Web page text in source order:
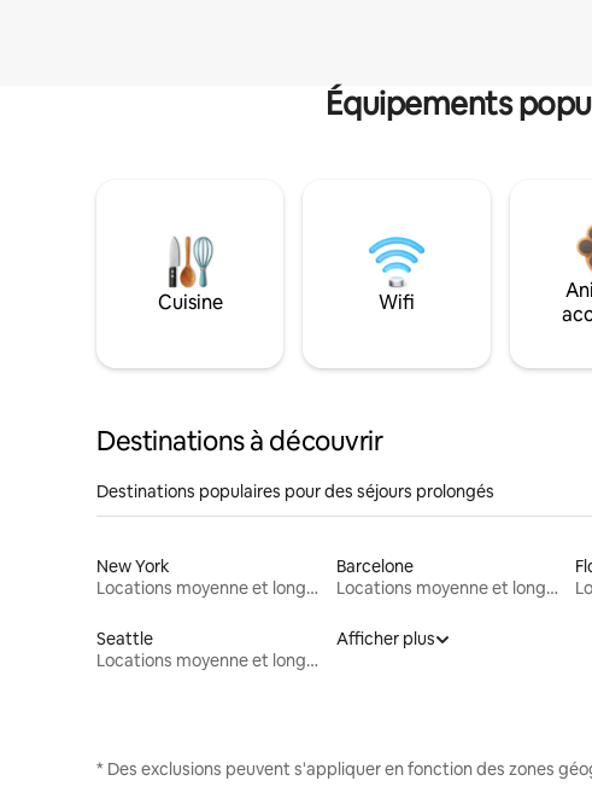
Équipements
Cuisine Wifi
Destinations à découvrir
Destinations populaires pour des séjours prolongés
New York
Locations moyenne et longue durée
Barcelone
Locations moyenne et longue durée
Seattle
Locations moyenne et longue durée
Afficher plus
* Des exclusions peuvent s'appliquer en fonction des zones